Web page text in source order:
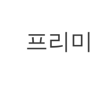
프리